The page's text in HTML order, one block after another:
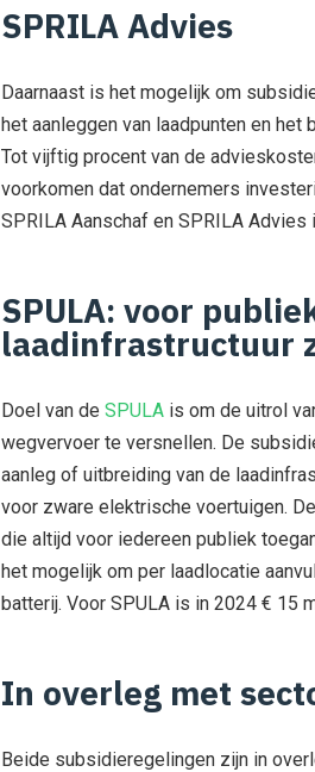
SPRILA Advies
Daarnaast is het mogelijk om
het aanleggen van laadpunten en
Tot vijftig procent van de
voorkomen dat ondernemers
SPRILA Aanschaf en SPRILA
SPULA: voor
laadinfrastructuur
Doel van de SPULA is om de uitrol
wegvervoer te versnellen. De
aanleg of uitbreiding van de
voor zware elektrische voertuigen.
die altijd voor iedereen publiek
het mogelijk om per laadlocatie
batterij. Voor SPULA is in 2024 € 15
In overleg met
Beide subsidieregelingen zijn in